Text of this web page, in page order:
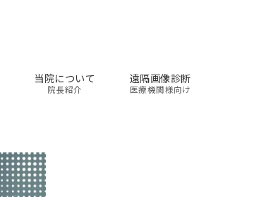
当院について
院長紹介
遠隔画像診断
医療機関様向け